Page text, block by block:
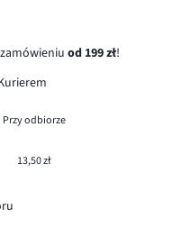
od 199 zł!
Przy odbiorze
13,50 zł